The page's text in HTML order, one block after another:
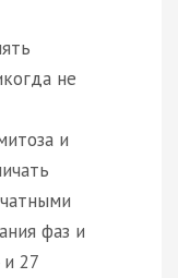
не
и
фаз и
27